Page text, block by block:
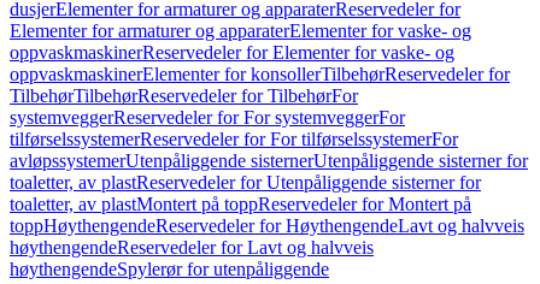
dusjerElementer for armaturer og apparaterReservedeler for
Elementer for armaturer og apparaterElementer for vaske- og
oppvaskmaskinerReservedeler for Elementer for vaske- og
oppvaskmaskinerElementer for konsollerTilbehørReservedeler for
TilbehørTilbehørReservedeler for TilbehørFor
systemveggerReservedeler for For systemveggerFor
tilførselssystemerReservedeler for For tilførselssystemerFor
avløpssystemerUtenpåliggende sisternerUtenpåliggende sisterner for
toaletter, av plastReservedeler for Utenpåliggende sisterner for
toaletter, av plastMontert på toppReservedeler for Montert på
toppHøythengendeReservedeler for HøythengendeLavt og halvveis
høythengendeReservedeler for Lavt og halvveis
høythengendeSpylerør for utenpåliggende